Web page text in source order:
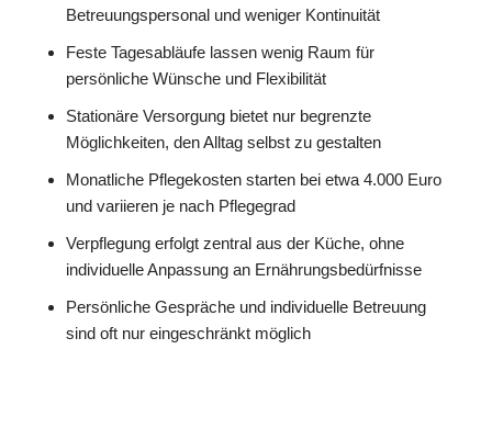
Betreuungspersonal und weniger Kontinuität
Feste Tagesabläufe lassen wenig Raum für
persönliche Wünsche und Flexibilität
Stationäre Versorgung bietet nur begrenzte
Möglichkeiten, den Alltag selbst zu gestalten
Monatliche Pflegekosten starten bei etwa 4.000 Euro
und variieren je nach Pflegegrad
Verpflegung erfolgt zentral aus der Küche, ohne
individuelle Anpassung an Ernährungsbedürfnisse
Persönliche Gespräche und individuelle Betreuung
sind oft nur eingeschränkt möglich